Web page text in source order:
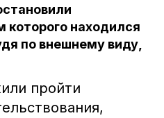
которого находился
по внешнему виду,
пройти